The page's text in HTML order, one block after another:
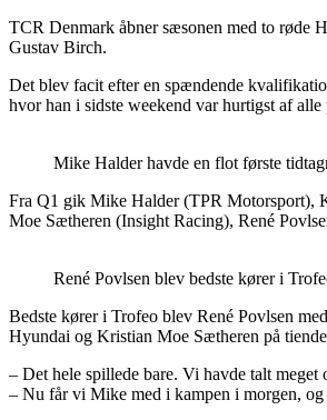
TCR Denmark åbner sæsonen med to røde
Gustav Birch.
Det blev facit efter en spændende
hvor han i sidste weekend var hurtigst af
Mike Halder havde en flot første
Fra Q1 gik Mike Halder (TPR Motorsport),
Moe Sætheren (Insight Racing), René
René Povlsen blev bedste kører i
Bedste kører i Trofeo blev René Povlsen
Hyundai og Kristian Moe Sætheren på
– Det hele spillede bare. Vi havde talt
– Nu får vi Mike med i kampen i morgen,